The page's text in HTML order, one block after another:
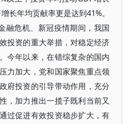
长年均贡献率更是达到41%。
融危机、新冠疫情期间，我国
投资的重大举措，对稳定经济
今年以来，在错综复杂的国内
力加大，党和国家聚焦重点领
府投资的引导带动作用，充分
，加力推出一揽子既利当前又
过促进有效投资稳步扩大，有